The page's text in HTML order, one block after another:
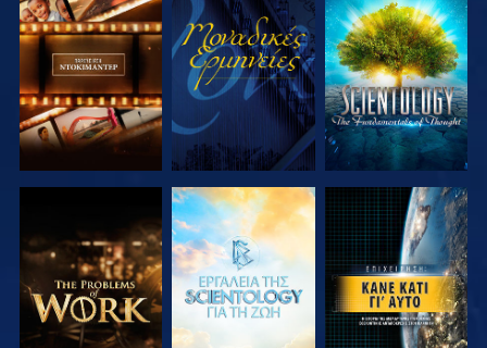
ΕΞΕΡΕΥΝΗΣΤΕ
ΤΗ ΣΕΙΡΑ
ΠΑΡΑΚΟΛΟΥΘΗΣΤΕ
ΕΞΕΡΕΥΝΗΣΤΕ
ΤΗ ΣΕΙΡΑ
ΕΞΕΡΕΥΝΗΣΤΕ
ΤΗ ΣΕΙΡΑ
ΕΞΕΡΕΥΝΗΣΤΕ
ΤΗ ΣΕΙΡΑ
ΠΑΡΑΚΟΛΟΥΘΗΣΤΕ